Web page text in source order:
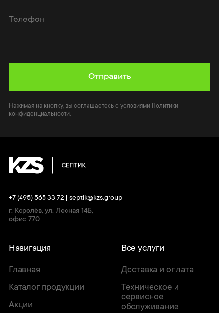
Отправить
Нажимая на кнопку, вы соглашаетесь с условиями Политики
конфиденциальности.
+7 (495) 565 33 72
septik@kzs.group
г. Королёв, ул. Лесная 14Б,
офис 770
Навигация
Главная
Каталог продукции
Акции
Все услуги
Доставка и оплата
Техническое и
сервисное
обслуживание